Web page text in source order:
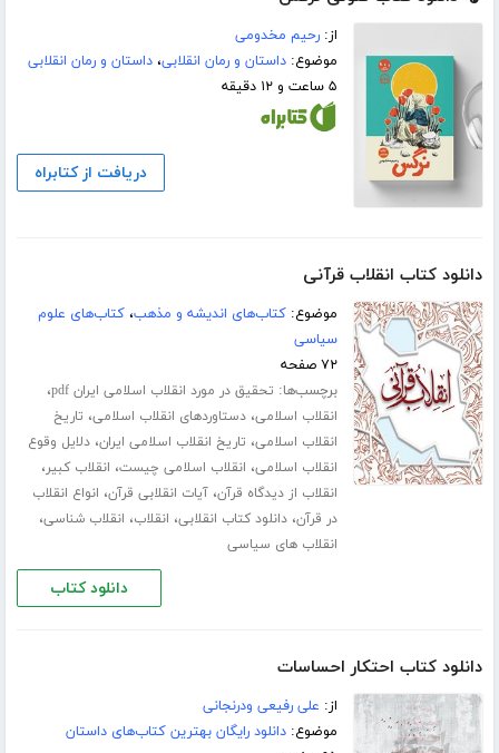
از:رحیم مخدومی
موضوع:داستان و رمان انقلابی،داستان و رمان انقلابی
۵ ساعت و ۱۲ دقیقه
دریافت از کتابراه
دانلود کتاب انقلاب قرآنی
موضوع:کتاب‌های اندیشه و مذهب،کتاب‌های علوم
سیاسی
۷۲ صفحه
برچسب‌ها: تحقیق در مورد انقلاب اسلامی ایران pdf ،
انقلاب اسلامی،دستاوردهای انقلاب اسلامی، تاریخ
انقلاب اسلامی، تاریخ انقلاب اسلامی ایران،دلایل وقوع
انقلاب اسلامی، انقلاب اسلامی چیست، انقلاب کبیر،
انقلاب از دیدگاه قرآن،آیات انقلابی قرآن، انواع انقلاب
در قرآن،دانلود کتاب انقلابی، انقلاب، انقلاب شناسی،
انقلاب های سیاسی
دانلود کتاب
دانلود کتاب احتکار احساسات
از: علی رفیعی ودرنجانی
موضوع:دانلود رایگان بهترین کتاب‌های داستان